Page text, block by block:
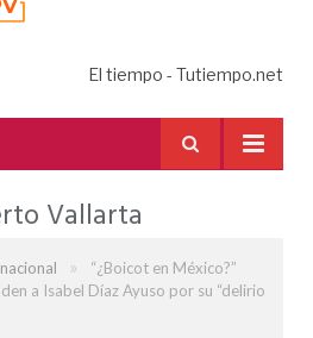
El tiempo - Tutiempo.net
Vallarta
»
“¿Boicot en México?”
a Isabel Díaz Ayuso por su “delirio